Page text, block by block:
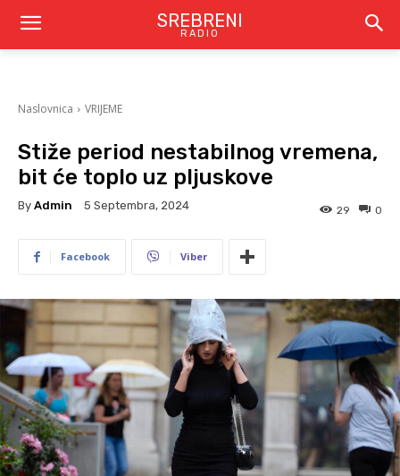
SREBRENI
RADIO
Naslovnica VRIJEME
Stiže period nestabilnog vremena,
bit će toplo uz pljuskove
By Admin 5 Septembra, 2024 0
29
Facebook Viber